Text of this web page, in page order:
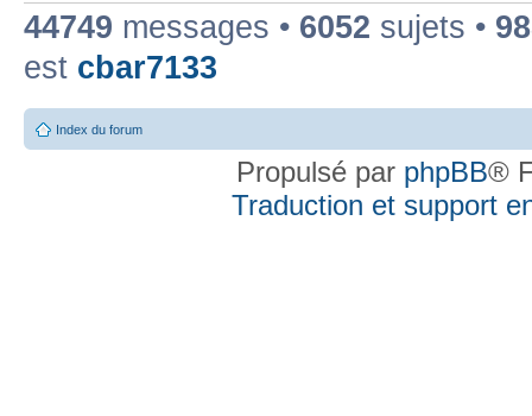
44749 messages • 6052 sujets •
est cbar7133
Index du forum
Propulsé par phpBB®
Traduction et support